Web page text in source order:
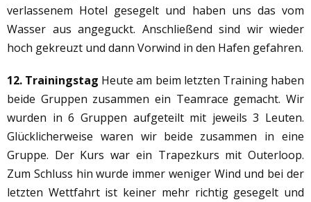
verlassenem Hotel gesegelt und haben uns das vom
Wasser aus angeguckt. Anschließend sind wir wieder
hoch gekreuzt und dann Vorwind in den Hafen gefahren.
12. Trainingstag Heute am beim letzten Training haben
beide Gruppen zusammen ein Teamrace gemacht. Wir
wurden in 6 Gruppen aufgeteilt mit jeweils 3 Leuten.
Glücklicherweise waren wir beide zusammen in eine
Gruppe. Der Kurs war ein Trapezkurs mit Outerloop.
Zum Schluss hin wurde immer weniger Wind und bei der
letzten Wettfahrt ist keiner mehr richtig gesegelt und